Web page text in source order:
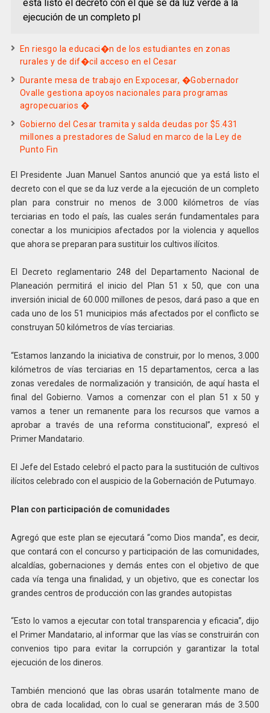
está listo el decreto con el que se da luz verde a la
ejecución de un completo pl
En riesgo la educaci�n de los estudiantes en zonas
rurales y de dif�cil acceso en el Cesar
Durante mesa de trabajo en Expocesar, �Gobernador
Ovalle gestiona apoyos nacionales para programas
agropecuarios �
Gobierno del Cesar tramita y salda deudas por $5.431
millones a prestadores de Salud en marco de la Ley de
Punto Fin
El Presidente Juan Manuel Santos anunció que ya está listo el
decreto con el que se da luz verde a la ejecución de un completo
plan para construir no menos de 3.000 kilómetros de vías
terciarias en todo el país, las cuales serán fundamentales para
conectar a los municipios afectados por la violencia y aquellos
que ahora se preparan para sustituir los cultivos ilícitos.
El Decreto reglamentario 248 del Departamento Nacional de
Planeación permitirá el inicio del Plan 51 x 50, que con una
inversión inicial de 60.000 millones de pesos, dará paso a que en
cada uno de los 51 municipios más afectados por el conflicto se
construyan 50 kilómetros de vías terciarias.
“Estamos lanzando la iniciativa de construir, por lo menos, 3.000
kilómetros de vías terciarias en 15 departamentos, cerca a las
zonas veredales de normalización y transición, de aquí hasta el
final del Gobierno. Vamos a comenzar con el plan 51 x 50 y
vamos a tener un remanente para los recursos que vamos a
aprobar a través de una reforma constitucional”, expresó el
Primer Mandatario.
El Jefe del Estado celebró el pacto para la sustitución de cultivos
ilícitos celebrado con el auspicio de la Gobernación de Putumayo.
Plan con participación de comunidades
Agregó que este plan se ejecutará “como Dios manda”, es decir,
que contará con el concurso y participación de las comunidades,
alcaldías, gobernaciones y demás entes con el objetivo de que
cada vía tenga una finalidad, y un objetivo, que es conectar los
grandes centros de producción con las grandes autopistas
“Esto lo vamos a ejecutar con total transparencia y eficacia”, dijo
el Primer Mandatario, al informar que las vías se construirán con
convenios tipo para evitar la corrupción y garantizar la total
ejecución de los dineros.
También mencionó que las obras usarán totalmente mano de
obra de cada localidad, con lo cual se generaran más de 3.500